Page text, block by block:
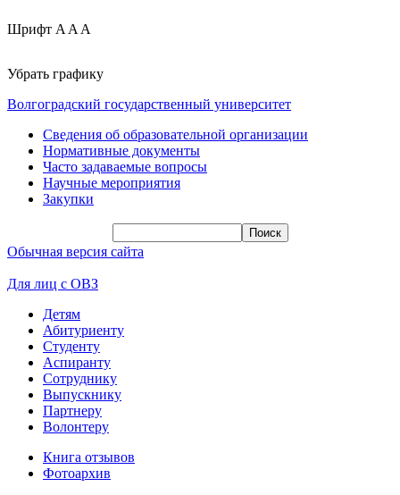
Шрифт A A A
Убрать графику
Волгоградский государственный университет
Сведения об образовательной организации
Нормативные документы
Часто задаваемые вопросы
Научные мероприятия
Закупки
Обычная версия сайта
Для лиц с ОВЗ
Детям
Абитуриенту
Студенту
Аспиранту
Сотруднику
Выпускнику
Партнеру
Волонтеру
Книга отзывов
Фотоархив